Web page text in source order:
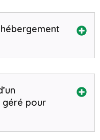
géré pour